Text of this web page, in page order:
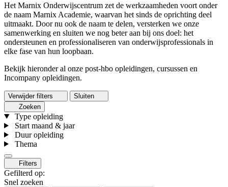
Het Marnix Onderwijscentrum zet de werkzaamheden voort onder
de naam Marnix Academie, waarvan het sinds de oprichting deel
uitmaakt. Door nu ook de naam te delen, versterken we onze
samenwerking en sluiten we nog beter aan bij ons doel: het
ondersteunen en professionaliseren van onderwijsprofessionals in
elke fase van hun loopbaan.
Bekijk hieronder al onze post-hbo opleidingen, cursussen en
Incompany opleidingen.
Verwijder filters
Sluiten
Zoeken
Type opleiding
Start maand & jaar
Duur opleiding
Thema
Filters
Gefilterd op:
Snel zoeken